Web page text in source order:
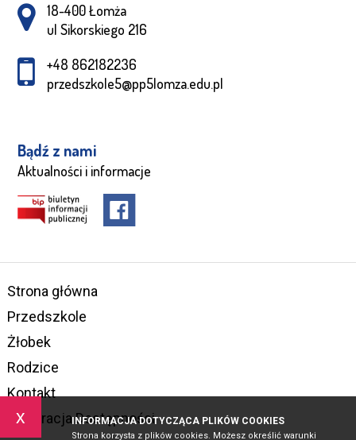
x INFORMACJA DOTYCZĄCA PLIKÓW COOKIES
Strona korzysta z plików cookies. Możesz określić warunki
Adres pocztowy:
18-400 Łomża
ul Sikorskiego 216
+48 862182236
przedszkole5@pp5lomza.edu.pl
Bądź z nami
Aktualności i informacje
Strona główna
Przedszkole
Żłobek
Rodzice
Kontakt
Deklaracja Dostępności